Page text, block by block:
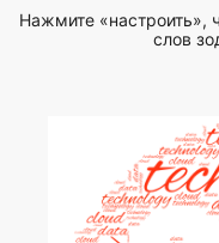
Нажмите «настроить»,
слов